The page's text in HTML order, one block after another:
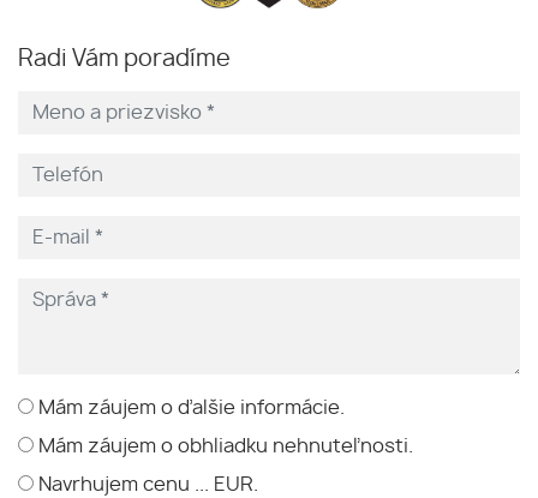
Radi Vám poradíme
Mám záujem o ďalšie informácie.
Mám záujem o obhliadku nehnuteľnosti.
Navrhujem cenu ... EUR.